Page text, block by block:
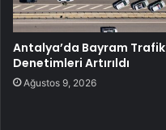
Antalya’da Bayram Trafik
Denetimleri Artırıldı
Ağustos 9, 2026